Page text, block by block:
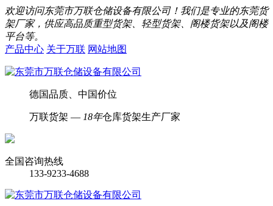
欢迎访问东莞市万联仓储设备有限公司！我们是专业的东莞货
架厂家，供应高品质重型货架、轻型货架、阁楼货架以及阁楼
平台等。
产品中心 关于万联 网站地图
德国品质、中国价位
万联货架 — 18年仓库货架生产厂家
全国咨询热线
133-9233-4688